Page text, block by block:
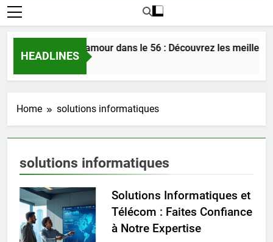
HEADLINES
Rencontrer l’amour dans le 56 : Découvrez les
3 Jours Ago
Home solutions informatiques
solutions informatiques
Solutions Informatiques et
Télécom : Faites Confiance
à Notre Expertise